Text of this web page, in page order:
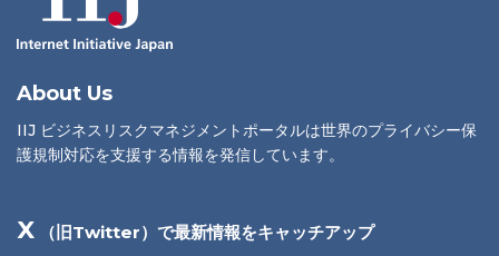
About Us
IIJ ビジネスリスクマネジメントポータルは世界のプライバシー保
護規制対応を支援する情報を発信しています。
X （旧Twitter）で最新情報をキャッチアップ